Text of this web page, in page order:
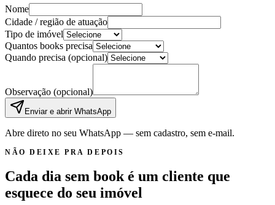
Nome
Cidade / região de atuação
Tipo de imóvel
Quantos books precisa
Quando precisa (opcional)
Observação (opcional)
Enviar e abrir WhatsApp
Abre direto no seu WhatsApp — sem cadastro, sem e-mail.
NÃO DEIXE PRA DEPOIS
Cada dia sem book é um cliente que
esquece do seu imóvel